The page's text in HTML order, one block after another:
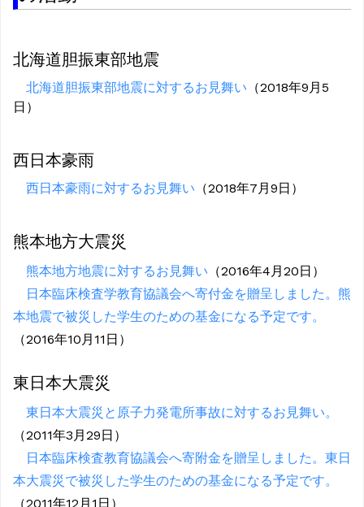
北海道胆振東部地震
北海道胆振東部地震に対するお見舞い （2018年9月5
日）
西日本豪雨
西日本豪雨に対するお見舞い （2018年7月9日）
熊本地方大震災
熊本地方地震に対するお見舞い （2016年4月20日）
日本臨床検査学教育協議会へ寄付金を贈呈しました。熊
本地震で被災した学生のための基金になる予定です。
（2016年10月11日）
東日本大震災
東日本大震災と原子力発電所事故に対するお見舞い。
（2011年3月29日）
日本臨床検査教育協議会へ寄附金を贈呈しました。東日
本大震災で被災した学生のための基金になる予定です。
（2011年12月1日）